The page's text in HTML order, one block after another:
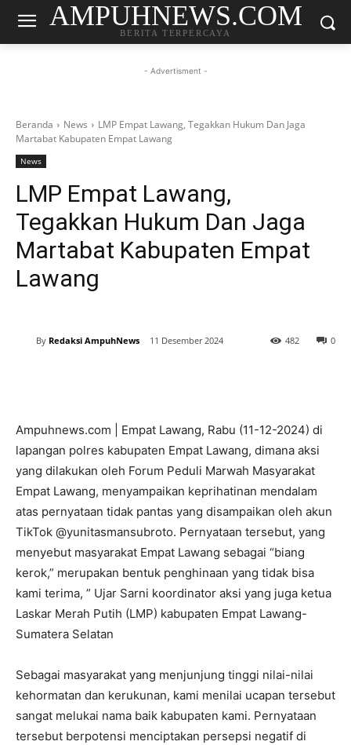
AMPUHNEWS.COM
BERITA TERPERCAYA
- Advertisment -
Beranda News
LMP Empat Lawang, Tegakkan Hukum Dan Jaga
Martabat Kabupaten Empat Lawang
News
LMP Empat Lawang,
Tegakkan Hukum Dan Jaga
Martabat Kabupaten Empat
Lawang
By Redaksi AmpuhNews 11 Desember 2024 0
482
Ampuhnews.com | Empat Lawang, Rabu (11-12-2024) di
lapangan polres kabupaten Empat Lawang, dimana aksi
yang dilakukan oleh Forum Peduli Marwah Masyarakat
Empat Lawang, menyampaikan keprihatinan mendalam
atas pernyataan tidak pantas yang disampaikan oleh akun
TikTok @yunitasmansubroto. Pernyataan tersebut, yang
menyebut masyarakat Empat Lawang sebagai “biang
kerok,” merupakan bentuk penghinaan yang tidak bisa
kami terima, ” Ujar Sarni koordinator aksi yang juga ketua
Laskar Merah Putih (LMP) kabupaten Empat Lawang-
Sumatera Selatan
Sebagai masyarakat yang menjunjung tinggi nilai-nilai
kehormatan dan kerukunan, kami menilai ucapan tersebut
sangat melukai nama baik kabupaten kami. Pernyataan
tersebut berpotensi menciptakan persepsi negatif di